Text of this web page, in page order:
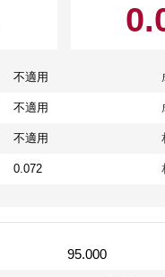
不適用
不適用
不適用
0.072
95.000